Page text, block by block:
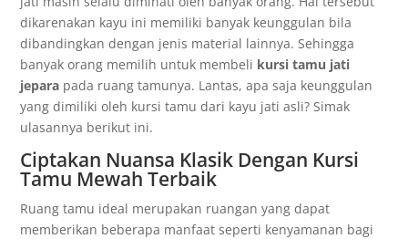
dikarenakan kayu ini memiliki banyak keunggulan bila
dibandingkan dengan jenis material lainnya. Sehingga
banyak orang memilih untuk membeli kursi tamu jati
jepara pada ruang tamunya. Lantas, apa saja keunggulan
yang dimiliki oleh kursi tamu dari kayu jati asli? Simak
ulasannya berikut ini.
Ciptakan Nuansa Klasik Dengan Kursi
Tamu Mewah Terbaik
Ruang tamu ideal merupakan ruangan yang dapat
memberikan beberapa manfaat seperti kenyamanan bagi